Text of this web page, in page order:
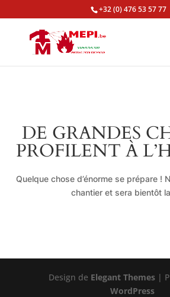
+32 (0) 476 53 57 77
DE GRANDES
PROFILENT À
Quelque chose d’énorme se prépare !
chantier et sera bientôt
Design de Elegant Themes |
WordPress